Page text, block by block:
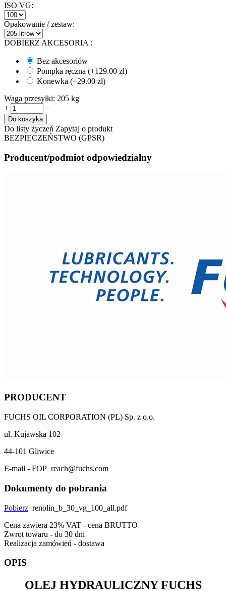
ISO VG:
Opakowanie / zestaw:
DOBIERZ AKCESORIA :
Bez akcesoriów
Pompka ręczna (+129.00 zł)
Konewka (+29.00 zł)
Waga przesyłki: 205 kg
+
−
Do koszyka
Do listy życzeń Zapytaj o produkt
BEZPIECZEŃSTWO (GPSR)
Producent/podmiot odpowiedzialny
PRODUCENT
FUCHS OIL CORPORATION (PL) Sp. z o.o.
ul. Kujawska 102
44-101 Gliwice
E-mail - FOP_reach@fuchs.com
Dokumenty do pobrania
Pobierz renolin_b_30_vg_100_all.pdf
Cena zawiera 23% VAT - cena BRUTTO
Zwrot towaru - do 30 dni
Realizacja zamówień - dostawa
OPIS
OLEJ HYDRAULICZNYFUCHS